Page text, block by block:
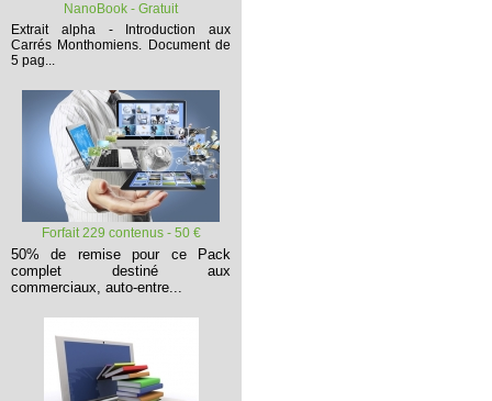
NanoBook - Gratuit
Extrait alpha - Introduction aux
Carrés Monthomiens. Document de
5 pag...
Forfait 229 contenus - 50 €
50% de remise pour ce Pack
complet destiné aux
commerciaux, auto-entre...